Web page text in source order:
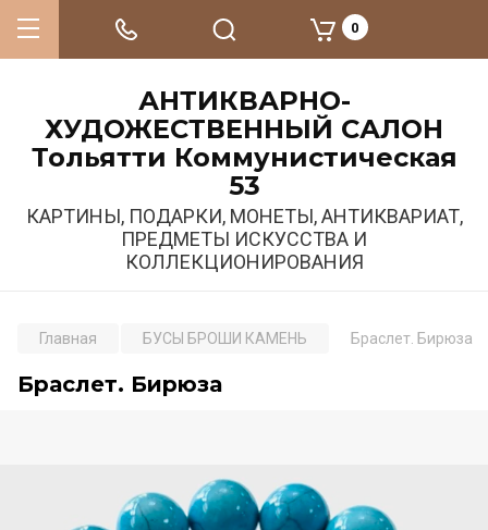
АНТИКВАРНО-
ХУДОЖЕСТВЕННЫЙ САЛОН
Тольятти Коммунистическая
53
КАРТИНЫ, ПОДАРКИ, МОНЕТЫ, АНТИКВАРИАТ,
ПРЕДМЕТЫ ИСКУССТВА И
КОЛЛЕКЦИОНИРОВАНИЯ
0
Главная БУСЫ БРОШИ КАМЕНЬ Браслет. Бирюза
Браслет. Бирюза